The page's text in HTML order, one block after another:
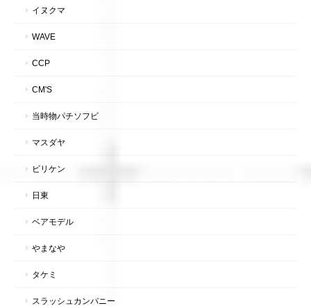
イヌクマ
WAVE
CCP
CM'S
当時物パチソフビ
マスダヤ
ビリケン
日東
ベアモデル
やまなや
タケミ
スラッシュカンパニー